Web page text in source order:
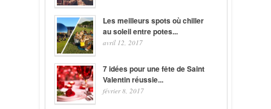
Les meilleurs spots où chiller
au soleil entre potes...
avril 12, 2017
7 idées pour une fête de Saint
Valentin réussie...
février 8, 2017